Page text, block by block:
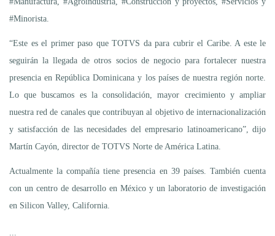
#Minorista.
“Este es el primer paso que TOTVS da para cubrir el Caribe. A este le
seguirán la llegada de otros socios de negocio para fortalecer nuestra
presencia en República Dominicana y los países de nuestra región norte.
Lo que buscamos es la consolidación, mayor crecimiento y ampliar
nuestra red de canales que contribuyan al objetivo de internacionalización
y satisfacción de las necesidades del empresario latinoamericano”, dijo
Martín Cayón, director de TOTVS Norte de América Latina.
Actualmente la compañía tiene presencia en 39 países. También cuenta
con un centro de desarrollo en México y un laboratorio de investigación
en Silicon Valley, California.